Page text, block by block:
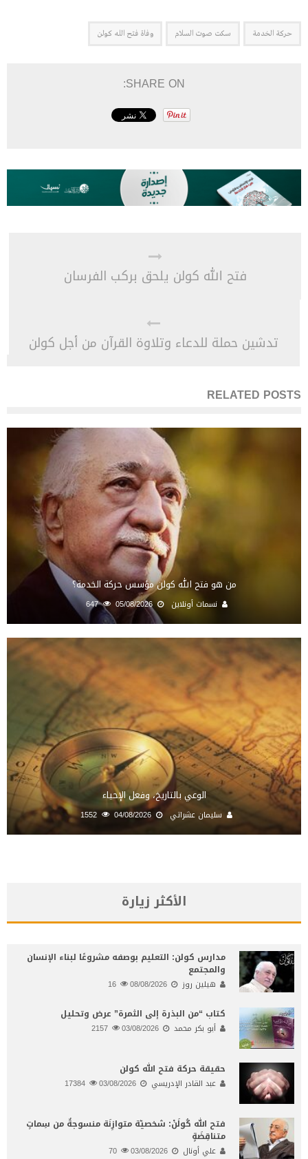
حركة الخدمة سكت صوت السلام وفاة فتح الله كولن
SHARE ON:
فتح الله كولن يلحق بركب الفرسان
تدشين حملة للدعاء وتلاوة القرآن من أجل كولن
RELATED POSTS
من هو فتح الله كولن مؤسس حركة الخدمة؟
نسمات أونلاين 05/08/2026
647
الوعي بالتاريخ، وفعل الإحياء
سليمان عشراتي 04/08/2026
الأكثر زيارة
مدارس كولن: التعليم بوصفه مشروعًا لبناء الإنسان
والمجتمع
هيلين روز 08/08/2026
كتاب “من البذرة إلى الثمرة” عرض وتحليل
أبو بكر محمد 03/08/2026
حقيقة حركة فتح الله كولن
عبد القادر الإدريسي 03/08/2026
فتح الله كُولَنْ: شخصيّة متوازِنَة منسوجةٌ من سِماتٍ
متناقِضَةٍ
علي أونال 03/08/2026